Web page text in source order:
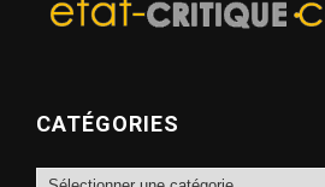
CATÉGORIES
Catégories